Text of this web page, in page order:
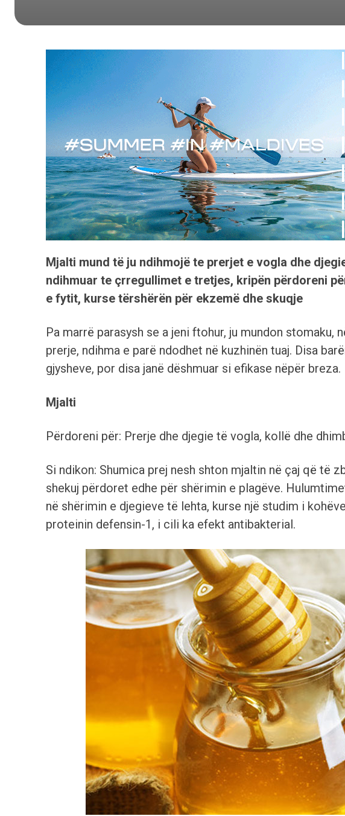
Mjalti mund të ju ndihmojë te prerjet e vogla dhe
ndihmuar te çrregullimet e tretjes, kripën përdoreni
e fytit, kurse tërshërën për ekzemë dhe skuqje
Pa marrë parasysh se a jeni ftohur, ju mundon stomaku,
prerje, ndihma e parë ndodhet në kuzhinën tuaj. Disa
gjysheve, por disa janë dëshmuar si efikase nëpër breza.
Mjalti
Përdoreni për: Prerje dhe djegie të vogla, kollë dhe
Si ndikon: Shumica prej nesh shton mjaltin në çaj që të
shekuj përdoret edhe për shërimin e plagëve.
në shërimin e djegieve të lehta, kurse një studim i
proteinin defensin-1, i cili ka efekt antibakterial.